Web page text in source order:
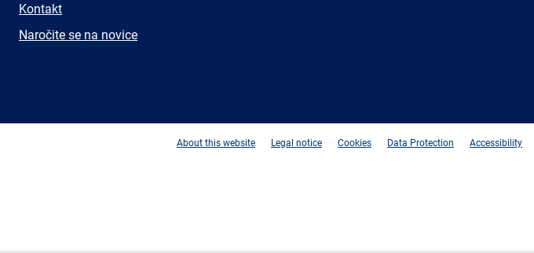
E-
Kontakt
Newsletter
Naročite se na novice
About this website Legal notice Cookies Data Protection Accessibility